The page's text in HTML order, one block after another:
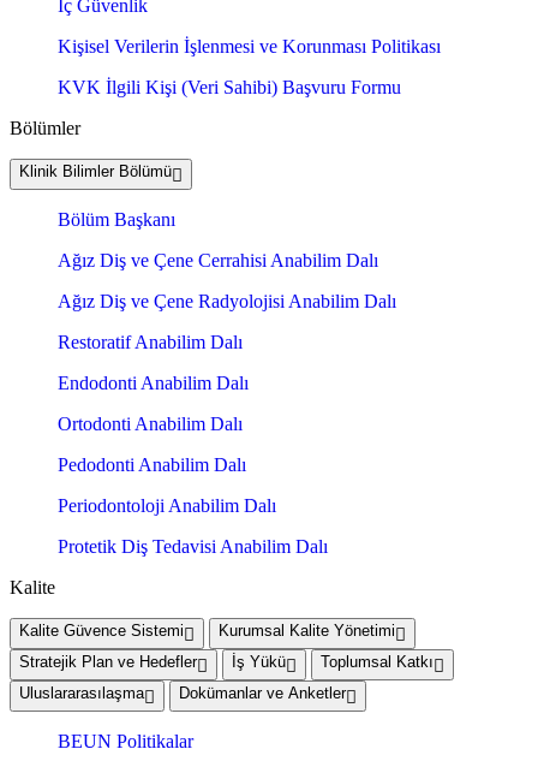
İç Güvenlik
Kişisel Verilerin İşlenmesi ve Korunması Politikası
KVK İlgili Kişi (Veri Sahibi) Başvuru Formu
Bölümler
Klinik Bilimler Bölümü
Bölüm Başkanı
Ağız Diş ve Çene Cerrahisi Anabilim Dalı
Ağız Diş ve Çene Radyolojisi Anabilim Dalı
Restoratif Anabilim Dalı
Endodonti Anabilim Dalı
Ortodonti Anabilim Dalı
Pedodonti Anabilim Dalı
Periodontoloji Anabilim Dalı
Protetik Diş Tedavisi Anabilim Dalı
Kalite
Kalite Güvence Sistemi
Kurumsal Kalite Yönetimi
Stratejik Plan ve Hedefler
İş Yükü
Toplumsal Katkı
Uluslararasılaşma
Dokümanlar ve Anketler
BEUN Politikalar